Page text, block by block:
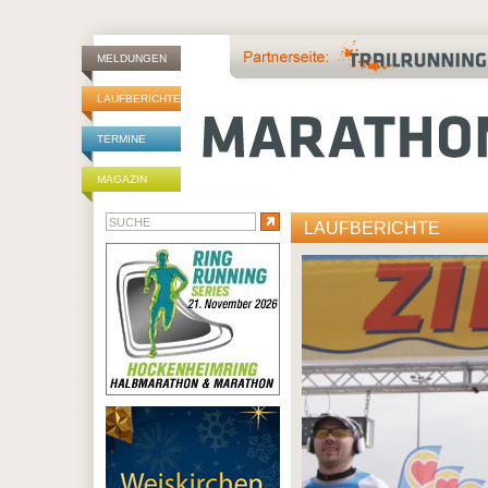
MELDUNGEN
LAUFBERICHTE
TERMINE
MAGAZIN
LAUFBERICHTE